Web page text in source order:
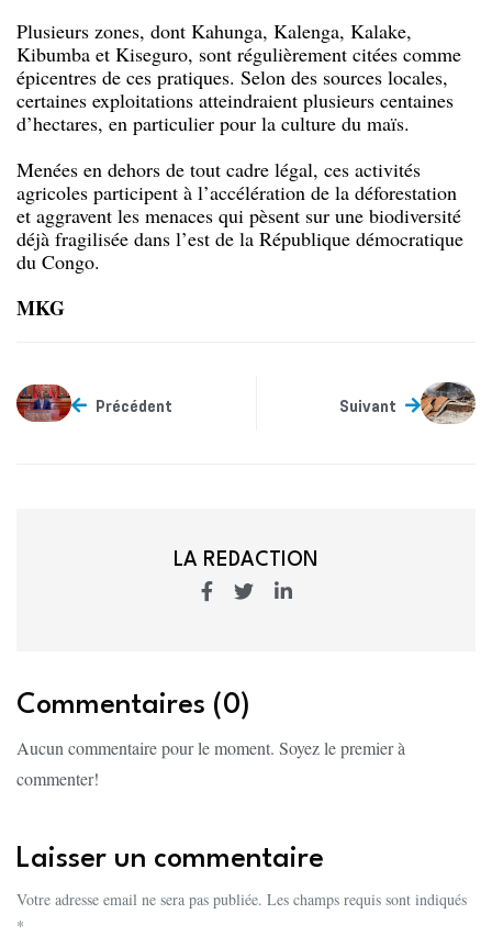
Plusieurs zones, dont Kahunga, Kalenga, Kalake,
Kibumba et Kiseguro, sont régulièrement citées comme
épicentres de ces pratiques. Selon des sources locales,
certaines exploitations atteindraient plusieurs centaines
d’hectares, en particulier pour la culture du maïs.
Menées en dehors de tout cadre légal, ces activités
agricoles participent à l’accélération de la déforestation
et aggravent les menaces qui pèsent sur une biodiversité
déjà fragilisée dans l’est de la République démocratique
du Congo.
MKG
Précédent Suivant
LA REDACTION
Commentaires (0)
Aucun commentaire pour le moment. Soyez le premier à
commenter!
Laisser un commentaire
Votre adresse email ne sera pas publiée. Les champs requis sont indiqués
*